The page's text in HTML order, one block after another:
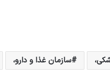
سازمان غذا و دارو،